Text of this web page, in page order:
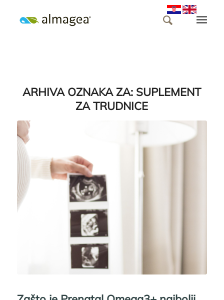
ARHIVA OZNAKA ZA: SUPLEMENT
ZA TRUDNICE